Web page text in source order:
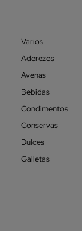
Varios
Aderezos
Avenas
Bebidas
Condimentos
Conservas
Dulces
Galletas